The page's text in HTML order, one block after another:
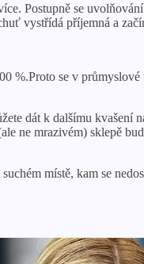
Postupně se
vystřídá příjemná a
%.Proto se v
dát k dalšímu kvašení
ne mrazivém) sklepě
místě, kam se